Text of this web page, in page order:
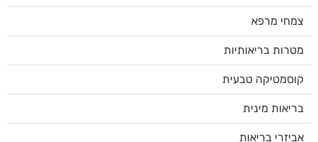
צמחי מרפא
מטרות בריאותיות
קוסמטיקה טבעית
בריאות מינית
אביזרי בריאות